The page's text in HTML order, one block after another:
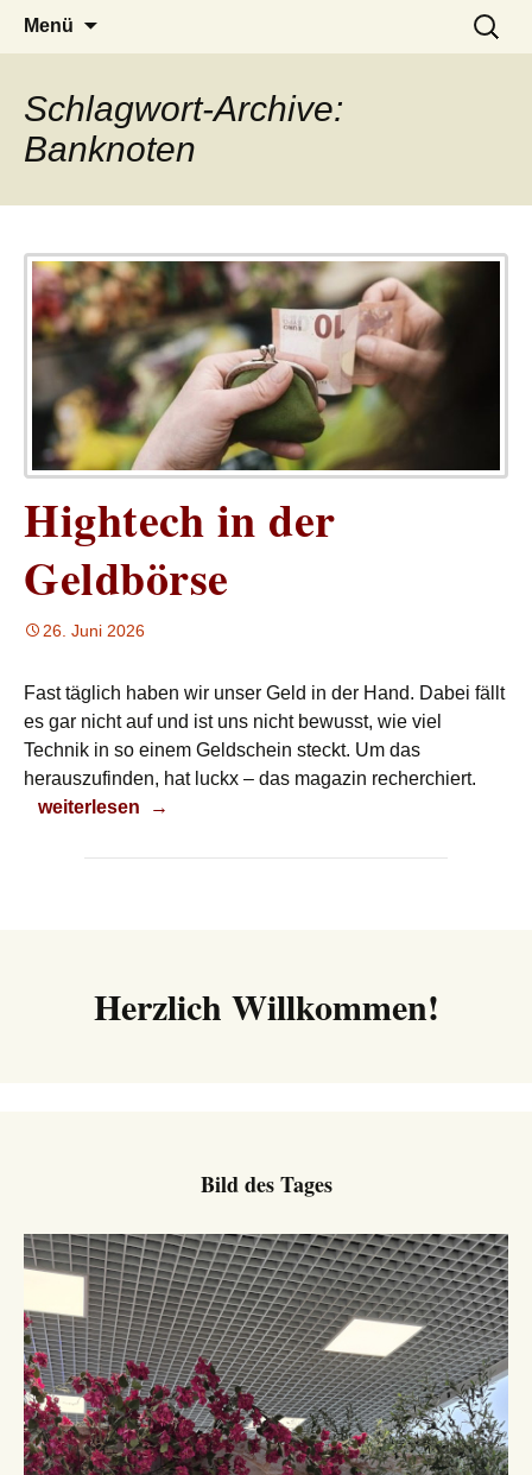
LUCKX
– das Magazin
Menü
Suchen
nach:
Schlagwort-Archive:
Banknoten
Hightech in der
Geldbörse
26. Juni 2026
Fast täglich haben wir unser Geld in der Hand. Dabei fällt
es gar nicht auf und ist uns nicht bewusst, wie viel
Technik in so einem Geldschein steckt. Um das
herauszufinden, hat luckx – das magazin recherchiert.
Hightech in der Geldbörse
weiterlesen →
Herzlich Willkommen!
Bild des Tages